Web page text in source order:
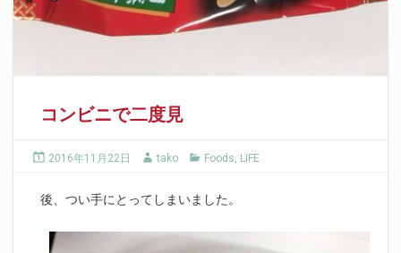
コンビニで二度見
2016年11月22日 tako Foods LIFE
後、つい手にとってしまいました。